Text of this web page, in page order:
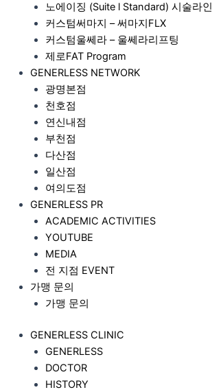
노에이징 (Suite l Standard) 시술라인
커스텀써마지 – 써마지FLX
커스텀울쎄라 – 울쎄라리프팅
제로FAT Program
GENERLESS NETWORK
광명본점
천호점
연신내점
부천점
다산점
일산점
여의도점
GENERLESS PR
ACADEMIC ACTIVITIES
YOUTUBE
MEDIA
전 지점 EVENT
가맹 문의
가맹 문의
GENERLESS CLINIC
GENERLESS
DOCTOR
HISTORY